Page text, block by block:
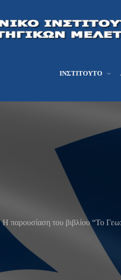
ΙΝΣΤΙΤΟΎΤΟ
H παρουσίαση του βιβλίου “Το